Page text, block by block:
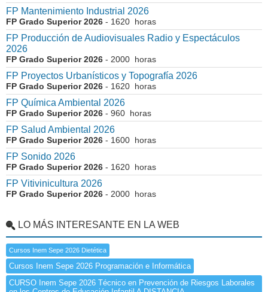
FP Mantenimiento Industrial 2026
FP Grado Superior 2026 - 1620 horas
FP Producción de Audiovisuales Radio y Espectáculos
2026
FP Grado Superior 2026 - 2000 horas
FP Proyectos Urbanísticos y Topografía 2026
FP Grado Superior 2026 - 1620 horas
FP Química Ambiental 2026
FP Grado Superior 2026 - 960 horas
FP Salud Ambiental 2026
FP Grado Superior 2026 - 1600 horas
FP Sonido 2026
FP Grado Superior 2026 - 1620 horas
FP Vitivinicultura 2026
FP Grado Superior 2026 - 2000 horas
LO MÁS INTERESANTE EN LA WEB
Cursos Inem Sepe 2026 Dietética
Cursos Inem Sepe 2026 Programación e Informática
CURSO Inem Sepe 2026 Técnico en Prevención de Riesgos Laborales